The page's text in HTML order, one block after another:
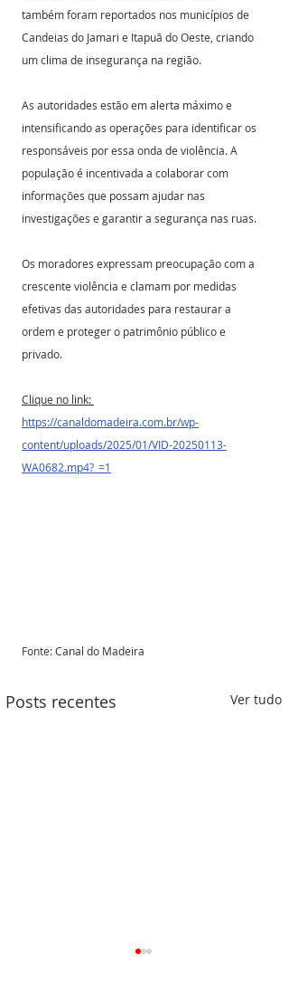
também foram reportados nos municípios de
Candeias do Jamari e Itapuã do Oeste, criando
um clima de insegurança na região.
As autoridades estão em alerta máximo e
intensificando as operações para identificar os
responsáveis por essa onda de violência. A
população é incentivada a colaborar com
informações que possam ajudar nas
investigações e garantir a segurança nas ruas.
Os moradores expressam preocupação com a
crescente violência e clamam por medidas
efetivas das autoridades para restaurar a
ordem e proteger o patrimônio público e
privado.
Clique no link:
https://canaldomadeira.com.br/wp-
content/uploads/2025/01/VID-20250113-
WA0682.mp4?_=1
Fonte: Canal do Madeira
Posts recentes Ver tudo